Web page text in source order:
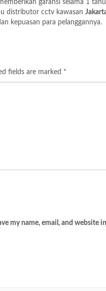
garansi selama 1
distributor cctv kawasan
kepuasan para pelanggannya.
fields are marked *
my name, email, and website